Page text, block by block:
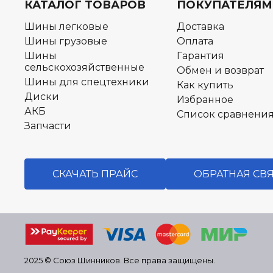
КАТАЛОГ ТОВАРОВ
Шины легковые
Шины грузовые
Шины
сельскохозяйственные
Шины для спецтехники
Диски
АКБ
Запчасти
ПОКУПАТЕЛЯМ
Доставка
Оплата
Гарантия
Обмен и возврат
Как купить
Избранное
Список
СКАЧАТЬ ПРАЙС ОБРАТНАЯ
2025 © Союз Шинников. Все права защищены.